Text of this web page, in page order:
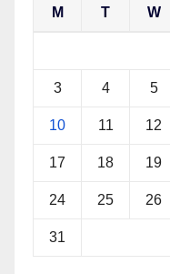
M T W
3 4 5
10 11 12
17 18 19
24 25 26
31